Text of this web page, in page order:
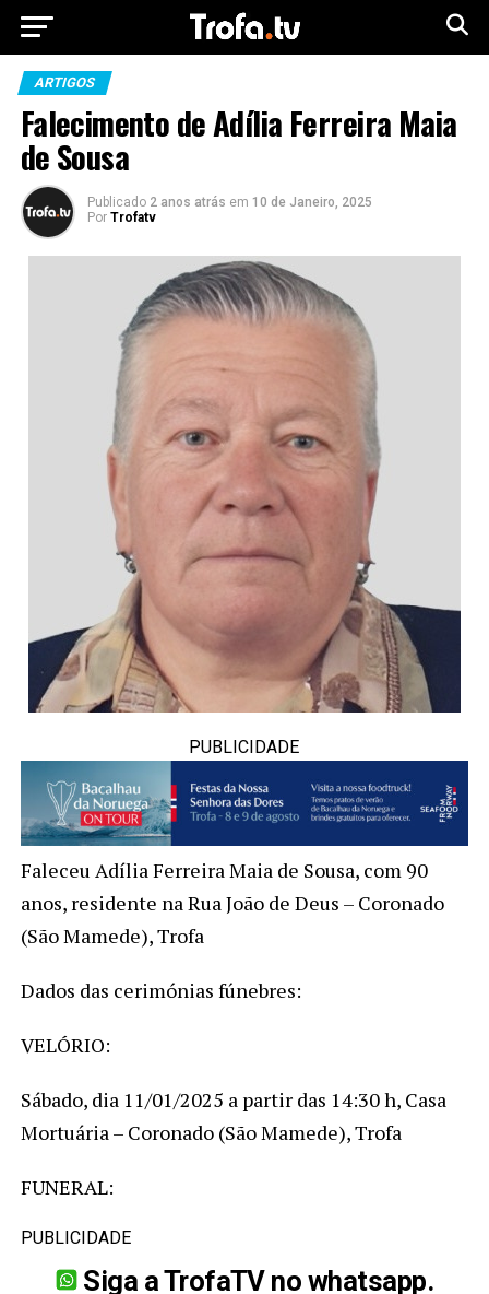
ARTIGOS
Falecimento de Adília Ferreira Maia
de Sousa
Publicado 2 anos atrás em 10 de Janeiro, 2025
Por Trofatv
PUBLICIDADE
Faleceu Adília Ferreira Maia de Sousa, com 90
anos, residente na Rua João de Deus – Coronado
(São Mamede), Trofa
Dados das cerimónias fúnebres:
VELÓRIO:
Sábado, dia 11/01/2025 a partir das 14:30 h, Casa
Mortuária – Coronado (São Mamede), Trofa
FUNERAL:
PUBLICIDADE
Siga a TrofaTV no whatsapp.